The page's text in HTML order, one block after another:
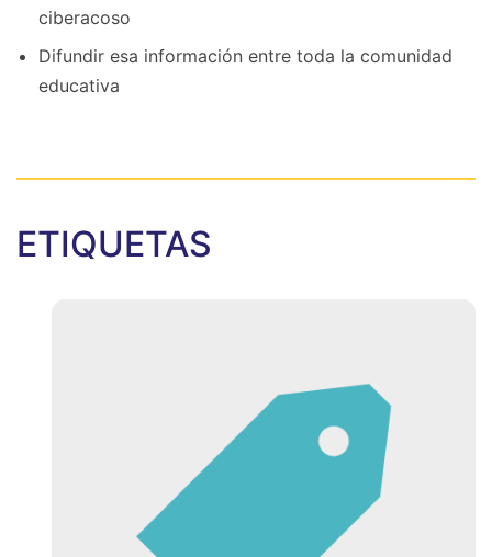
ciberacoso
Difundir esa información entre toda la comunidad
educativa
ETIQUETAS